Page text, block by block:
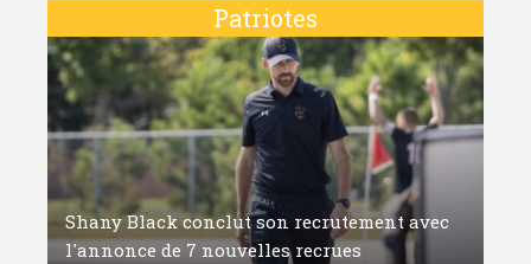
Patriotes
Shany Black conclut son recrutement avec
l'annonce de 7 nouvelles recrues